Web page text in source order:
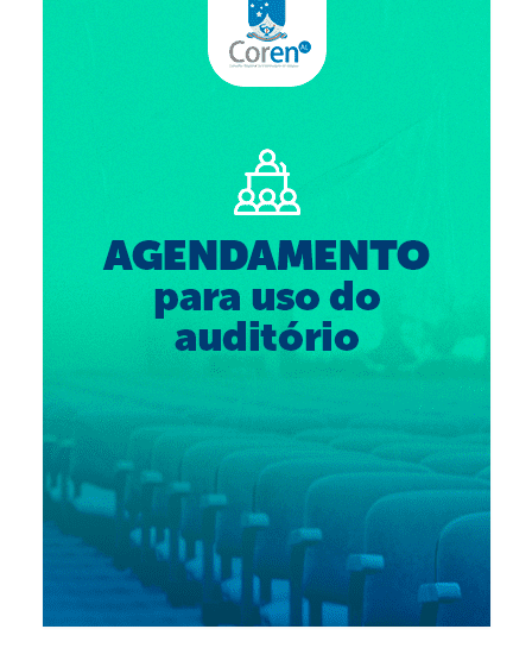
Censura Pública
Procedimento para registro
Clube de Vantagens
Valores dos serviços
Reserva de auditório
Notícias
Ouvidoria
Contatos
Fale Conosco
NEP